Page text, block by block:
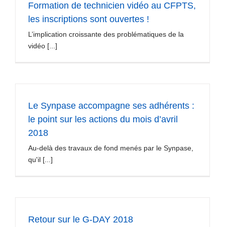
Formation de technicien vidéo au CFPTS,
les inscriptions sont ouvertes !
L’implication croissante des problématiques de la
vidéo [...]
Le Synpase accompagne ses adhérents :
le point sur les actions du mois d’avril
2018
Au-delà des travaux de fond menés par le Synpase,
qu'il [...]
Retour sur le G-DAY 2018